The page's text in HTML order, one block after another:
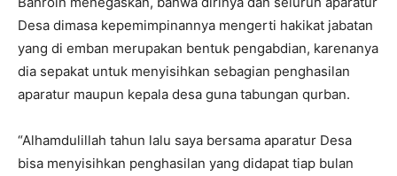
Desa dimasa kepemimpinannya mengerti hakikat jabatan
yang di emban merupakan bentuk pengabdian, karenanya
dia sepakat untuk menyisihkan sebagian penghasilan
aparatur maupun kepala desa guna tabungan qurban.
“Alhamdulillah tahun lalu saya bersama aparatur Desa
bisa menyisihkan penghasilan yang didapat tiap bulan